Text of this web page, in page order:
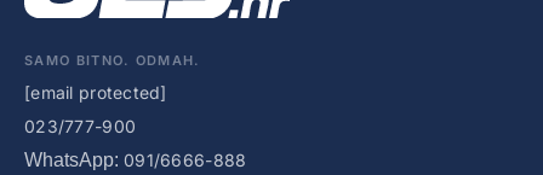
SAMO BITNO. ODMAH.
[email protected]
023/777-900
WhatsApp: 091/6666-888